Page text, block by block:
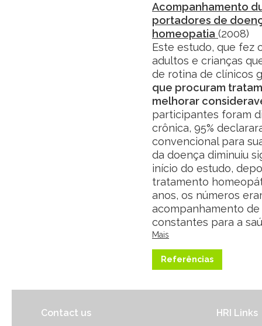
Acompanhamento
portadores de
homeopatia (2008)
Este estudo, que fez
adultos e crianças
de rotina de clínicos
que procuram
melhorar
participantes foram
crônica, 95%
convencional para
da doença diminuiu
início do estudo,
tratamento
anos, os números
acompanhamento
constantes para a
Mais
Referências
Contact us HRI Links